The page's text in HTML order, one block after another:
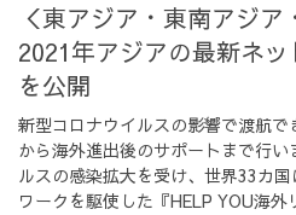
メンバー
サービス
採用情報
＜東アジア・東南アジア
2021年アジアの最新ネ
を公開
新型コロナウイルスの影響で渡航
から海外進出後のサポートまで行
ルスの感染拡大を受け、世界33カ
ワークを駆使した『HELP YOU海